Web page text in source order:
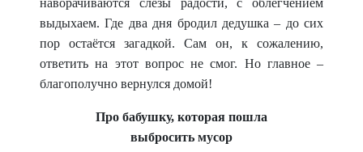
наворачиваются слёзы радости, с облегчением
выдыхаем. Где два дня бродил дедушка – до сих
пор остаётся загадкой. Сам он, к сожалению,
ответить на этот вопрос не смог. Но главное –
благополучно вернулся домой!
Про бабушку, которая пошла
выбросить мусор